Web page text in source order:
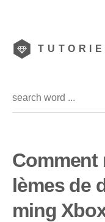
Comment
lèmes de
ming